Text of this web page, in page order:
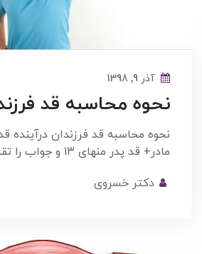
آذر 9, 1398
نحوه محاسبه قد
نحوه محاسبه قد فرزندان درآینده
مادر+ قد پدر منهای ۱۳ و جواب را تقسیم بر ۲…
دکتر خسروی